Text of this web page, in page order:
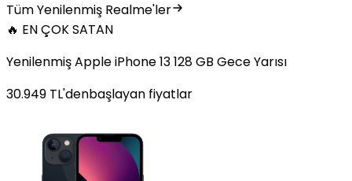
Tüm Yenilenmiş Realme'ler
🔥 EN ÇOK SATAN
Yenilenmiş Apple iPhone 13 128 GB Gece Yarısı
30.949 TL'denbaşlayan fiyatlar